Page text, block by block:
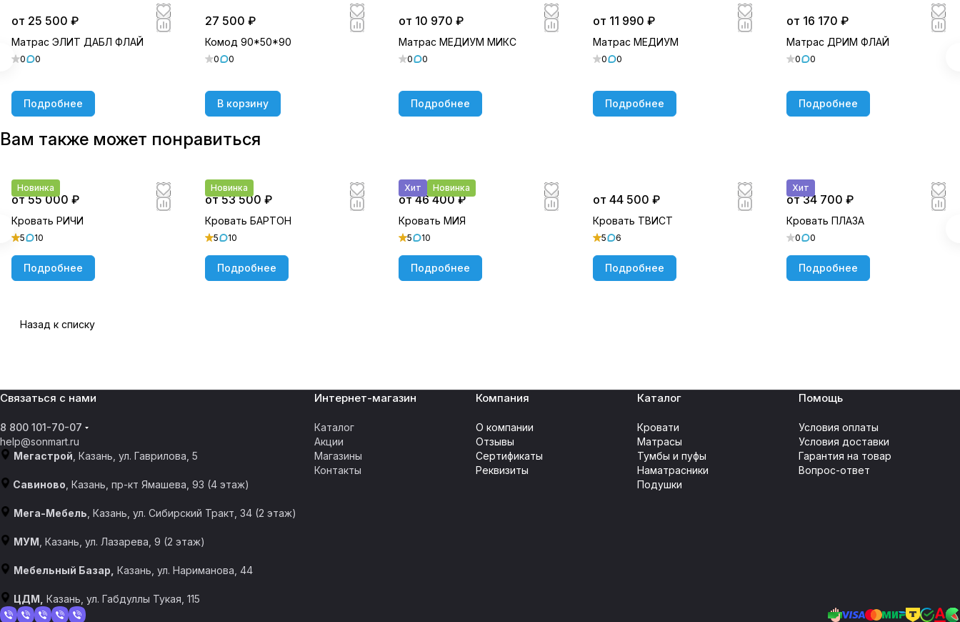
от 25 500 ₽
Матрас ЭЛИТ ДАБЛ ФЛАЙ
0 0
Подробнее
27 500 ₽
Комод 90*50*90
0 0
В корзину
от 10 970 ₽
Матрас МЕДИУМ МИКС
0 0
Подробнее
от 11 990 ₽
Матрас МЕДИУМ
0 0
Подробнее
от 16 170 ₽
Матрас ДРИМ ФЛАЙ
0 0
Подробнее
Вам также может понравиться
Новинка
от 55 000 ₽
Кровать РИЧИ
5 10
Подробнее
Новинка
от 53 500 ₽
Кровать БАРТОН
5 10
Подробнее
Хит Новинка
от 46 400 ₽
Кровать МИЯ
5 10
Подробнее
от 44 500 ₽
Кровать ТВИСТ
5 6
Подробнее
Хит
от 34 700 ₽
Кровать ПЛАЗА
0 0
Подробнее
Назад к списку
Связаться с нами
8 800 101-70-07
help@sonmart.ru
Мегастрой , Казань, ул. Гаврилова, 5
Савиново , Казань, пр-кт Ямашева, 93 (4 этаж)
Мега-Мебель , Казань, ул. Сибирский Тракт, 34 (2 этаж)
МУМ , Казань, ул. Лазарева, 9 (2 этаж)
Мебельный Базар, Казань, ул. Нариманова, 44
ЦДМ, Казань, ул. Габдуллы Тукая, 115
Интернет-магазин
Каталог
Акции
Магазины
Контакты
Компания
О компании
Отзывы
Сертификаты
Реквизиты
Каталог
Кровати
Матрасы
Тумбы и пуфы
Наматрасники
Подушки
Помощь
Условия оплаты
Условия доставки
Гарантия на товар
Вопрос-ответ